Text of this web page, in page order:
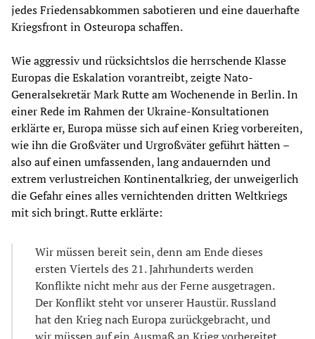
jedes Friedensabkommen sabotieren und eine dauerhafte
Kriegsfront in Osteuropa schaffen.
Wie aggressiv und rücksichtslos die herrschende Klasse
Europas die Eskalation vorantreibt, zeigte Nato-
Generalsekretär Mark Rutte am Wochenende in Berlin. In
einer Rede im Rahmen der Ukraine-Konsultationen
erklärte er, Europa müsse sich auf einen Krieg vorbereiten,
wie ihn die Großväter und Urgroßväter geführt hätten –
also auf einen umfassenden, lang andauernden und
extrem verlustreichen Kontinentalkrieg, der unweigerlich
die Gefahr eines alles vernichtenden dritten Weltkriegs
mit sich bringt. Rutte erklärte:
Wir müssen bereit sein, denn am Ende dieses
ersten Viertels des 21. Jahrhunderts werden
Konflikte nicht mehr aus der Ferne ausgetragen.
Der Konflikt steht vor unserer Haustür. Russland
hat den Krieg nach Europa zurückgebracht, und